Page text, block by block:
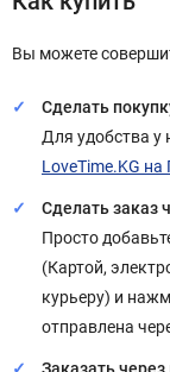
Вы можете
Сделать
Для удобства у
LoveTime.KG
Сделать заказ
Просто
(Картой,
курьеру) и
отправлена